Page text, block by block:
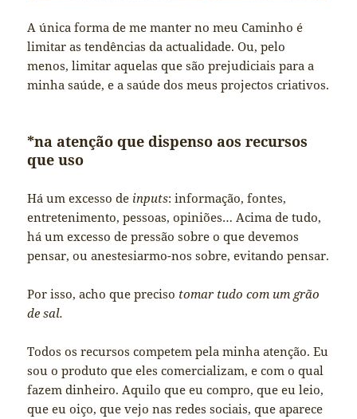
A única forma de me manter no meu Caminho é
limitar as tendências da actualidade. Ou, pelo
menos, limitar aquelas que são prejudiciais para a
minha saúde, e a saúde dos meus projectos criativos.
*na atenção que dispenso aos recursos
que uso
Há um excesso de inputs: informação, fontes,
entretenimento, pessoas, opiniões… Acima de tudo,
há um excesso de pressão sobre o que devemos
pensar, ou anestesiarmo-nos sobre, evitando pensar.
Por isso, acho que preciso tomar tudo com um grão
de sal.
Todos os recursos competem pela minha atenção. Eu
sou o produto que eles comercializam, e com o qual
fazem dinheiro. Aquilo que eu compro, que eu leio,
que eu oiço, que vejo nas redes sociais, que aparece